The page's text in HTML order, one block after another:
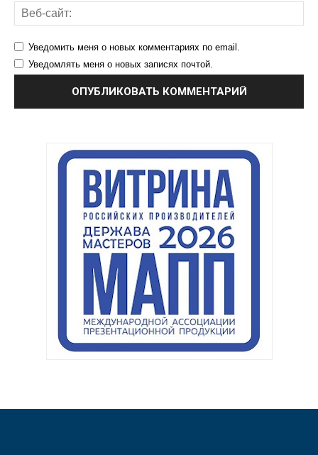
Уведомить меня о новых комментариях по email.
Уведомлять меня о новых записях почтой.